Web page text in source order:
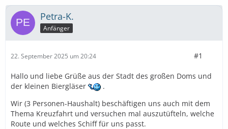
Petra-K.
Anfänger
22. September 2025 um 20:24 #1
Hallo und liebe Grüße aus der Stadt des großen Doms und
der kleinen Biergläser
.
Wir (3 Personen-Haushalt) beschäftigen uns auch mit dem
Thema Kreuzfahrt und versuchen mal auszutüfteln, welche
Route und welches Schiff für uns passt.